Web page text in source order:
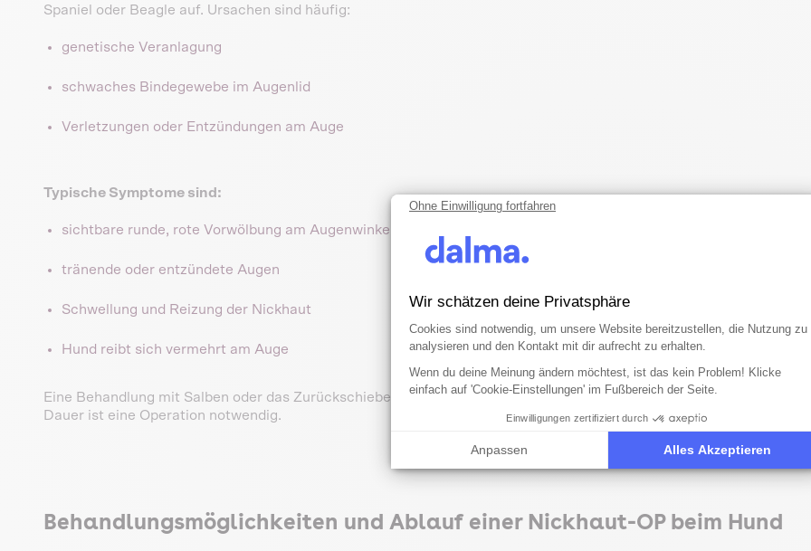
Spaniel oder Beagle auf. Ursachen sind häufig:
genetische Veranlagung
schwaches Bindegewebe im Augenlid
Verletzungen oder Entzündungen am Auge
Typische Symptome sind:
sichtbare runde, rote Vorwölbung am Augenwinkel
tränende oder entzündete Augen
Schwellung und Reizung der Nickhaut
Hund reibt sich vermehrt am Auge
Eine Behandlung mit Salben oder das Zurückschieben der Drüse bringt meist nur kurzfristige Besserung. Auf
Dauer ist eine Operation notwendig.
Behandlungsmöglichkeiten und Ablauf einer Nickhaut-OP beim Hund
Ohne Einwilligung fortfahren
Wir schätzen deine Privatsphäre
Einwilligungsmanagementplattform:
Cookies sind notwendig, um unsere Website bereitzustellen, die Nutzung zu
analysieren und den Kontakt mit dir aufrecht zu erhalten.
Wenn du deine Meinung ändern möchtest, ist das kein Problem! Klicke
einfach auf 'Cookie-Einstellungen' im Fußbereich der Seite.
Einwilligungen zertifiziert durch
Anpassen Alles Akzeptieren